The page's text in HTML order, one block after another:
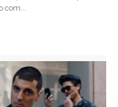
com...